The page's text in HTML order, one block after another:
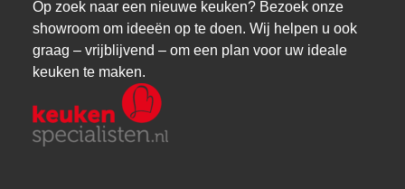
Op zoek naar een nieuwe keuken? Bezoek onze
showroom om ideeën op te doen. Wij helpen u ook
graag – vrijblijvend – om een plan voor uw ideale
keuken te maken.